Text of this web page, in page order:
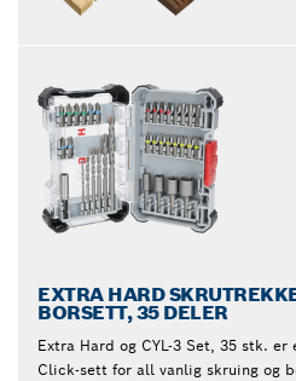
EXTRA HARD
BORSETT, 35 DELER
Extra Hard og CYL-3 Set, 35 stk.
Click-sett for all vanlig skruing og